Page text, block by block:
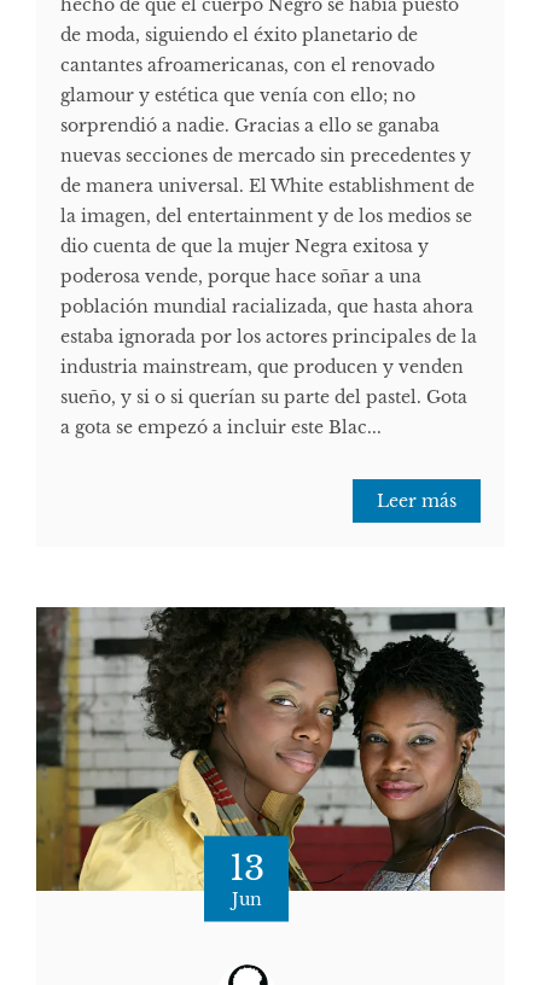
hecho de que el cuerpo Negro se había puesto
de moda, siguiendo el éxito planetario de
cantantes afroamericanas, con el renovado
glamour y estética que venía con ello; no
sorprendió a nadie. Gracias a ello se ganaba
nuevas secciones de mercado sin precedentes y
de manera universal. El White establishment de
la imagen, del entertainment y de los medios se
dio cuenta de que la mujer Negra exitosa y
poderosa vende, porque hace soñar a una
población mundial racializada, que hasta ahora
estaba ignorada por los actores principales de la
industria mainstream, que producen y venden
sueño, y si o si querían su parte del pastel. Gota
a gota se empezó a incluir este Blac...
Leer más
13
Jun